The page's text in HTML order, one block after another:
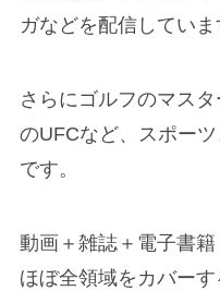
ガなどを配信していま
さらにゴルフのマス
のUFCなど、スポー
です。
動画＋雑誌＋電子書
ほぼ全領域をカバー